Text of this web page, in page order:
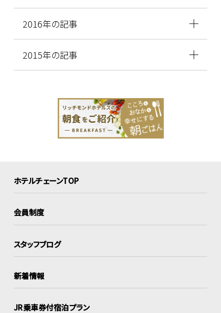
2016年の記事
2015年の記事
ホテルチェーンTOP
会員制度
スタッフブログ
新着情報
JR乗車券付宿泊プラン